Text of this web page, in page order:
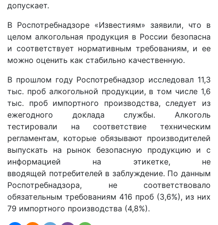
допускает.
В Роспотребнадзоре «Известиям» заявили, что в
целом алкогольная продукция в России безопасна
и соответствует нормативным требованиям, и ее
можно оценить как стабильно качественную.
В прошлом году Роспотребнадзор исследовал 11,3
тыс. проб алкогольной продукции, в том числе 1,6
тыс. проб импортного производства, следует из
ежегодного доклада службы. Алкоголь
тестировали на соответствие техническим
регламентам, которые обязывают производителей
выпускать на рынок безопасную продукцию и с
информацией на этикетке, не
вводящей потребителей в заблуждение. По данным
Роспотребнадзора, не соответствовало
обязательным требованиям 416 проб (3,6%), из них
79 импортного производства (4,8%).